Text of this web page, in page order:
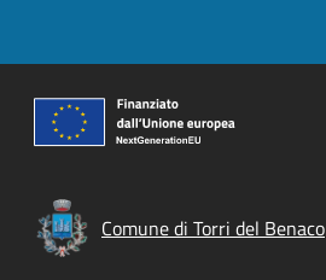
Comune di Torri del Benaco